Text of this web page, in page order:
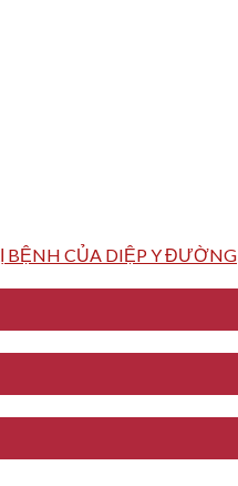
BỆNH CỦA DIỆP Y ĐƯỜNG